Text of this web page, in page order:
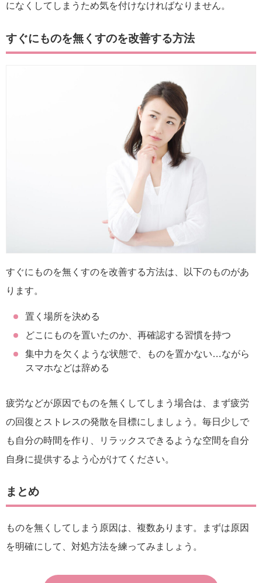
になくしてしまうため気を付けなければなりません。
すぐにものを無くすのを改善する方法
すぐにものを無くすのを改善する方法は、以下のものがあ
ります。
置く場所を決める
どこにものを置いたのか、再確認する習慣を持つ
集中力を欠くような状態で、ものを置かない…ながら
スマホなどは辞める
疲労などが原因でものを無くしてしまう場合は、まず疲労
の回復とストレスの発散を目標にしましょう。毎日少しで
も自分の時間を作り、リラックスできるような空間を自分
自身に提供するよう心がけてください。
まとめ
ものを無くしてしまう原因は、複数あります。まずは原因
を明確にして、対処方法を練ってみましょう。